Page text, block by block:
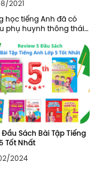
2021
học tiếng Anh đã có
phụ huynh thông thái
gì mà lại nhận được sự
của nhiều khách hàng đ
Đầu Sách Bài Tập Tiếng
Tốt Nhất
2024